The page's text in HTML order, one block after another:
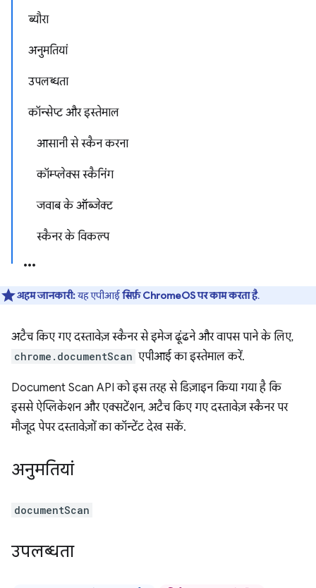
ब्यौरा
अनुमतियां
उपलब्धता
कॉन्सेप्ट और इस्तेमाल
आसानी से स्कैन करना
कॉम्प्लेक्स स्कैनिंग
जवाब के ऑब्जेक्ट
स्कैनर के विकल्प
अहम जानकारी:यह एपीआईसिर्फ़ ChromeOS पर काम करता है.
अटैच किए गए दस्तावेज़ स्कैनर से इमेज ढूंढने और वापस पाने के लिए,
chrome.documentScan एपीआई का इस्तेमाल करें.
Document Scan API को इस तरह से डिज़ाइन किया गया है कि
इससे ऐप्लिकेशन और एक्सटेंशन, अटैच किए गए दस्तावेज़ स्कैनर पर
मौजूद पेपर दस्तावेज़ों का कॉन्टेंट देख सकें.
अनुमतियां
documentScan
उपलब्धता